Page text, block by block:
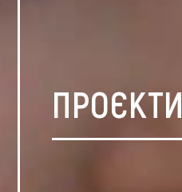
ПРОЄКТИ